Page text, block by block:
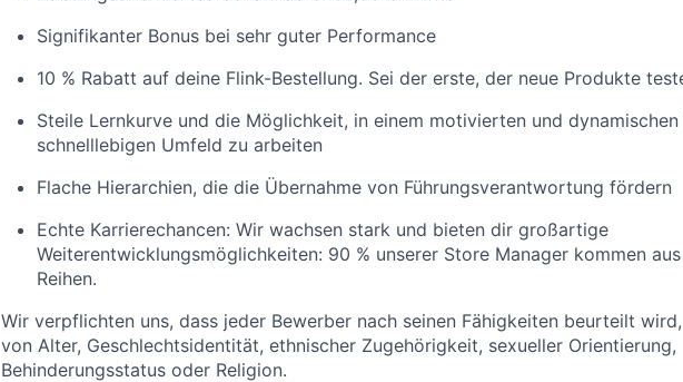
Signifikanter Bonus bei sehr guter Performance
10 % Rabatt auf deine Flink-Bestellung. Sei der erste, der neue Produkte
Steile Lernkurve und die Möglichkeit, in einem motivierten und dynamischen
schnelllebigen Umfeld zu arbeiten
Flache Hierarchien, die die Übernahme von Führungsverantwortung fördern
Echte Karrierechancen: Wir wachsen stark und bieten dir großartige
Weiterentwicklungsmöglichkeiten: 90 % unserer Store Manager kommen
Reihen.
Wir verpflichten uns, dass jeder Bewerber nach seinen Fähigkeiten beurteilt
von Alter, Geschlechtsidentität, ethnischer Zugehörigkeit, sexueller Orientierung,
Behinderungsstatus oder Religion.